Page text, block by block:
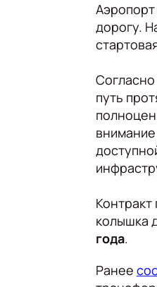
дорогу.
путь
колышка
года.
Ранее